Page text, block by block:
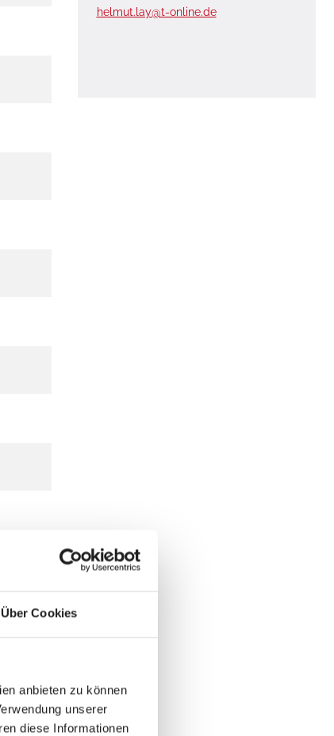
Über Cookies
anbieten zu können
unserer
diese Informationen
helmut.lay@t-online.de